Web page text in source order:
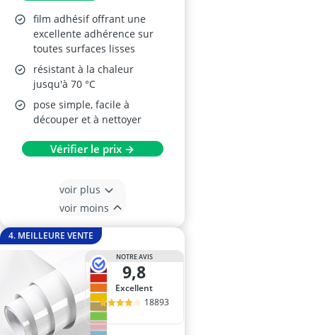
film adhésif offrant une
excellente adhérence sur
toutes surfaces lisses
résistant à la chaleur
jusqu'à 70 °C
pose simple, facile à
découper et à nettoyer
Vérifier le prix →
voir plus
voir moins
4. MEILLEURE VENTE
NOTRE AVIS
9,8
Excellent
18893